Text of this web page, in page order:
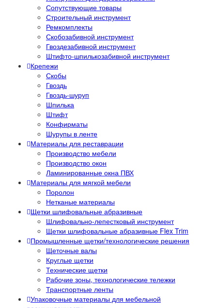
Сопутствующие товары
Строительный инструмент
Ремкомплекты
Скобозабивной инструмент
Гвоздезабивной инструмент
Штифто-шпилькозабивной инструмент
Крепежи
Скобы
Гвоздь
Гвоздь-шуруп
Шпилька
Штифт
Конфирматы
Шурупы в ленте
Материалы для реставрации
Производство мебели
Производство окон
Ламинированные окна ПВХ
Материалы для мягкой мебели
Поролон
Нетканые материалы
Щетки шлифовальные абразивные
Шлифовально-лепестковый инструмент
Щетки шлифовальные абразивные Flex Trim
Промышленные щетки/технологические решения
Щеточные валы
Круглые щетки
Технические щетки
Рабочие зоны, технологические тележки
Транспортные ленты
Упаковочные материалы для мебельной